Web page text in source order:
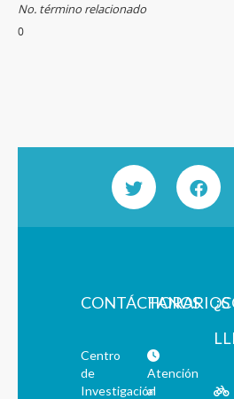
No. término relacionado
0
CONTÁCTANOS
Centro
de
Investigación
HORARIOS
Atención
al